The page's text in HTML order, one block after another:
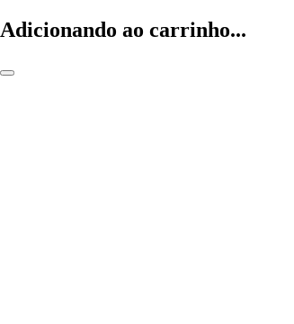
Adicionando ao carrinho...